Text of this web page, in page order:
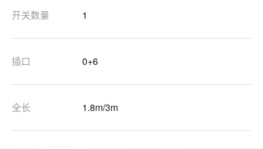
开关数量 1
插口 0+6
全长 1.8m/3m